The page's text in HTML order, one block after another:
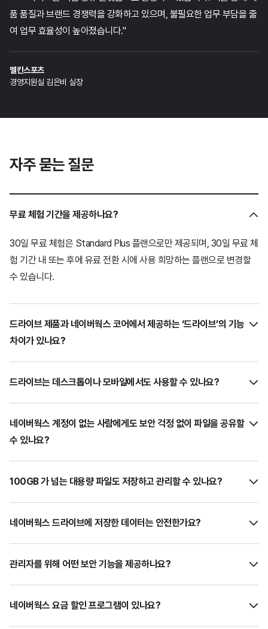
품 품질과 브랜드 경쟁력을 강화하고 있으며, 불필요한 업무 부담을 줄
여 업무 효율성이 높아졌습니다."
멜킨스포츠
경영지원실 김은비 실장
자주 묻는 질문
무료 체험 기간을 제공하나요?
30일 무료 체험은 Standard Plus 플랜으로만 제공되며, 30일 무료 체
험 기간 내 또는 후에 유료 전환 시에 사용 희망하는 플랜으로 변경할
수 있습니다.
드라이브 제품과 네이버웍스 코어에서 제공하는 ‘드라이브’의 기능
차이가 있나요?
드라이브는 데스크톱이나 모바일에서도 사용할 수 있나요?
네이버웍스 계정이 없는 사람에게도 보안 걱정 없이 파일을 공유할
수 있나요?
100GB 가 넘는 대용량 파일도 저장하고 관리할 수 있나요?
네이버웍스 드라이브에 저장한 데이터는 안전한가요?
관리자를 위해 어떤 보안 기능을 제공하나요?
네이버웍스 요금 할인 프로그램이 있나요?